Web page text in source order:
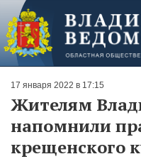
17 января 2022 в 17:15
Жителям
напомнили
крещенского